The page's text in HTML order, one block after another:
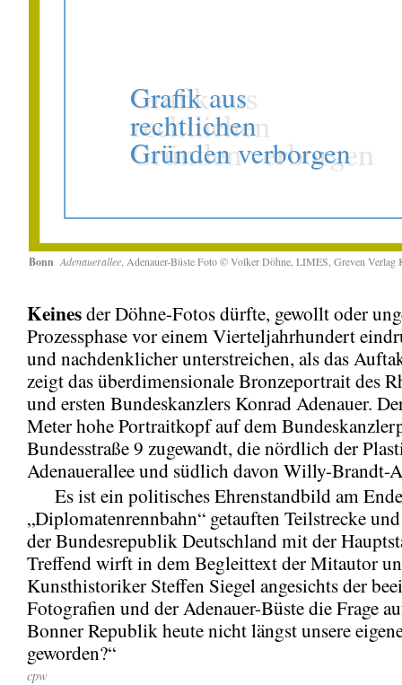
Bonn Adenauerallee , Adenauer-Büste Foto © Volker Döhne, LIMES, Greven Verlag
Keinesder Döhne-Fotos dürfte, gewollt oder
Prozessphase vor einem Vierteljahrhundert
und nachdenklicher unterstreichen, als das
zeigt das überdimensionale Bronzeportrait des
und ersten Bundeskanzlers Konrad Adenauer.
Meter hohe Portraitkopf auf dem
Bundesstraße 9 zugewandt, die nördlich der
Adenauerallee und südlich davon Willy-Brandt-
Es ist ein politisches Ehrenstandbild am
„Diplomatenrennbahn“ getauften Teilstrecke
der Bundesrepublik Deutschland mit der
Treffend wirft in dem Begleittext der Mitautor
Kunsthistoriker Steffen Siegel angesichts der
Fotografien und der Adenauer-Büste die Frage
Bonner Republik heute nicht längst unsere
geworden?“
cpw